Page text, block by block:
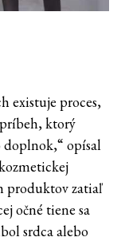
existuje proces,
ktorý
doplnok,“ opísal
produktov zatiaľ
očné tiene sa
srdca alebo